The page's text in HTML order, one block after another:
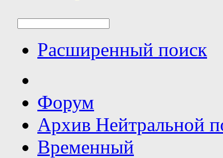
Расширенный поиск
Форум
Архив Нейтральной
Временный